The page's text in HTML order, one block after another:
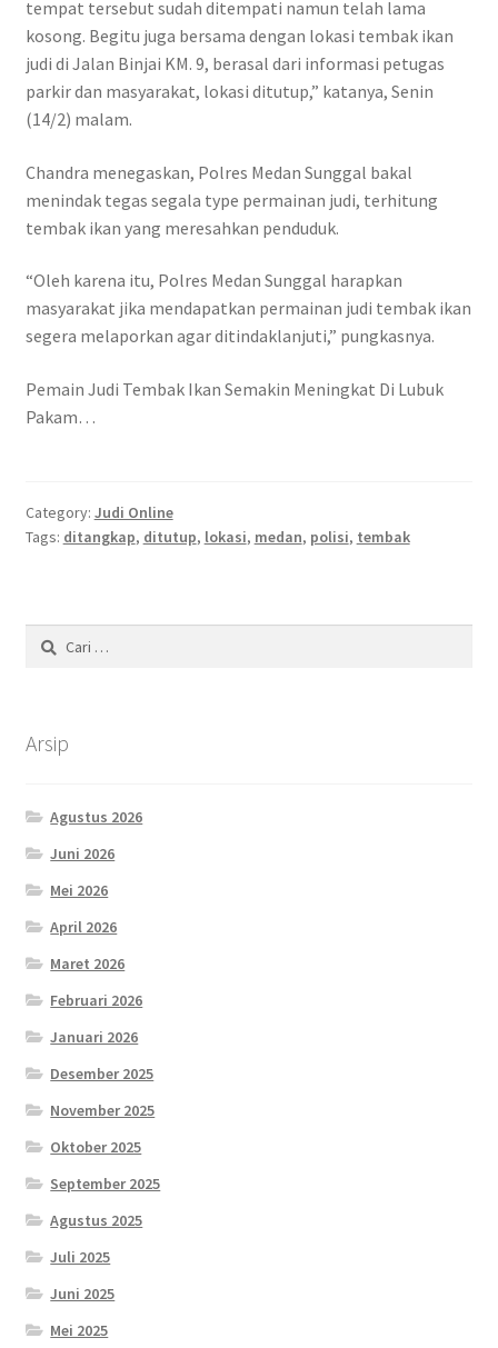
tempat tersebut sudah ditempati namun telah lama
kosong. Begitu juga bersama dengan lokasi tembak ikan
judi di Jalan Binjai KM. 9, berasal dari informasi petugas
parkir dan masyarakat, lokasi ditutup,” katanya, Senin
(14/2) malam.
Chandra menegaskan, Polres Medan Sunggal bakal
menindak tegas segala type permainan judi, terhitung
tembak ikan yang meresahkan penduduk.
“Oleh karena itu, Polres Medan Sunggal harapkan
masyarakat jika mendapatkan permainan judi tembak ikan
segera melaporkan agar ditindaklanjuti,” pungkasnya.
Pemain Judi Tembak Ikan Semakin Meningkat Di Lubuk
Pakam…
Category: Judi Online
Tags: ditangkap, ditutup, lokasi, medan, polisi, tembak
Cari
untuk:
Arsip
Agustus 2026
Juni 2026
Mei 2026
April 2026
Maret 2026
Februari 2026
Januari 2026
Desember 2025
November 2025
Oktober 2025
September 2025
Agustus 2025
Juli 2025
Juni 2025
Mei 2025